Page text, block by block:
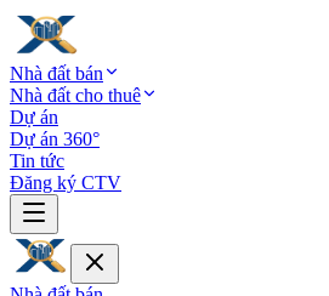
Nhà đất bán
Nhà đất cho thuê
Dự án
Dự án 360°
Tin tức
Đăng ký CTV